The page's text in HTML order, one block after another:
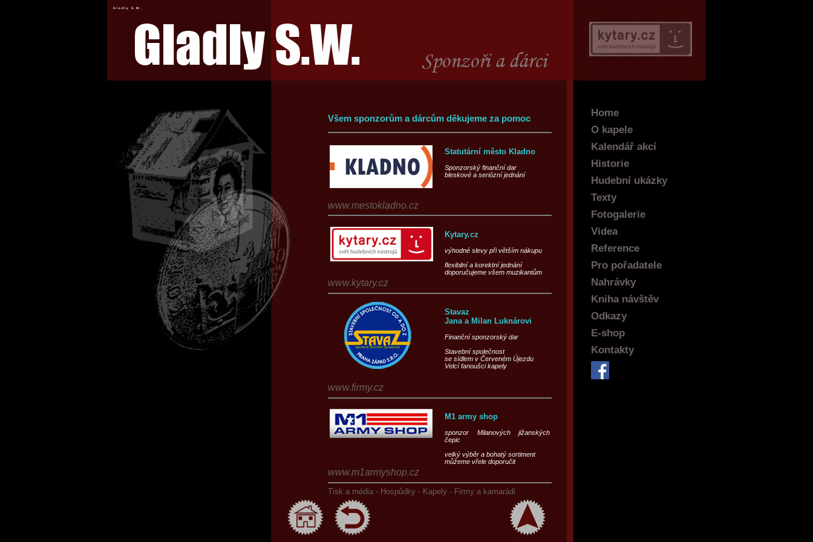
Gladly S.W.
Všem sponzorům a dárcům děkujeme za pomoc
Statutární město Kladno
Sponzorský finanční dar
bleskové a seriózní jednání
www.mestokladno.cz
Kytary.cz
výhodné slevy při větším nákupu
flexibilní a korektní jednání
doporučujeme všem muzikantům
www.kytary.cz
Stavaz
Jana a Milan Luknárovi
Finanční sponzorský dar
Stavební společnost
se sídlem v Červeném Újezdu
Velcí fanoušci kapely
www.firmy.cz
M1 army shop
sponzor Milanových jižanských
čepic
velký výběr a bohatý sortiment
můžeme vřele doporučit
www.m1armyshop.cz
Tisk a média - Hospůdky - Kapely - Firmy a kamarádi
Home
O kapele
Kalendář akcí
Historie
Hudební ukázky
Texty
Fotogalerie
Videa
Reference
Pro pořadatele
Nahrávky
Kniha návštěv
Odkazy
E-shop
Kontakty